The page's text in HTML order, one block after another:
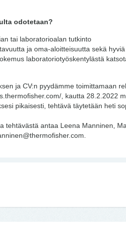
odotetaan?
tai laboratorioalan tutkinto
ja oma-aloitteisuutta sekä
laboratoriotyöskentylästä
ja CV:n pyydämme toimittamaan
, kautta 28.2.2022
pikaisesti, tehtävä täytetään heti
tehtävästä antaa Leena Manninen,